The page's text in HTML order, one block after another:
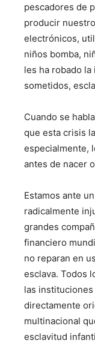
pescadores de
producir
electrónicos,
niños bomba,
les ha robado la
sometidos,
Cuando se
que esta crisis
especialmente,
antes de nacer
Estamos ante
radicalmente
grandes
financiero
no reparan en
esclava. Todos
las
directamente
multinacional
esclavitud